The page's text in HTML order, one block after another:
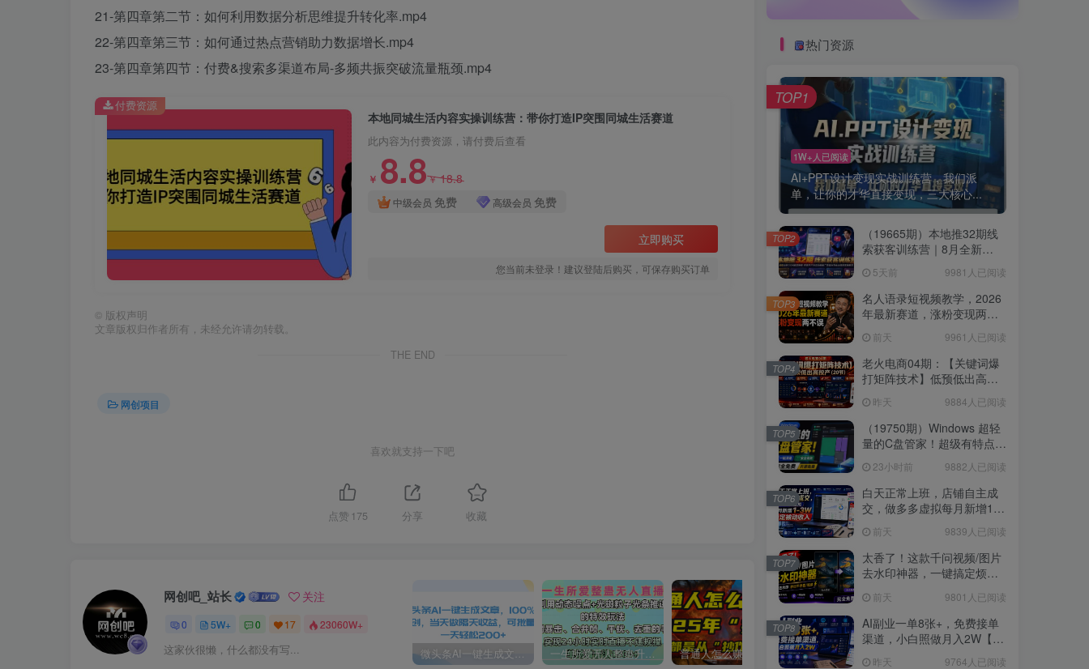
21-第四章第二节：如何利用数据分析思维提升转化率.mp4
22-第四章第三节：如何通过热点营销助力数据增长.mp4
23-第四章第四节：付费&搜索多渠道布局-多频共振突破流量瓶颈.mp4
本地同城生活内容实操训练营：带你打造IP突围同城生活赛道
此内容为付费资源，请付费后查看
￥ 8.8￥18.8
中级会员 免费 高级会员 免费
立即购买
您当前未登录！建议登陆后购买，可保存购买订单
付费资源
© 版权声明
文章版权归作者所有，未经允许请勿转载。
THE END
网创项目
喜欢就支持一下吧
点赞 175 分享 收藏
网创吧_站长 关注
0 5W+ 0 17 23060W+
这家伙很懒，什么都没有写... 微头条AI一键生成文章，100%过原创，当天做隔天收益，可批量，一天轻松200+ 一生所爱无人整蛊升级版9.0，利用动态噪点+光斑粒子光条推进的特效玩法，内附暴击、合并帧、干扰、去重的手法，实现24小时实时直播不违规操，单场日入1500+，小白也能无脑驾驭 普通人怎么赚钱？2025年马哥揭秘“搞钱天条”：高手都是从“抄作业”开始的！(3步法)
热门资源
1W+人已阅读
AI+PPT设计变现实战训练营，我们派
单，让你的才华直接变现，三大核心...
TOP1
（19665期）本地推32期线
索获客训练营｜8月全新
启动搜索广告素材优化全链
路实操教学
5天前 9981人已阅读
TOP2
名人语录短视频教学，2026
年最新赛道，涨粉变现两不
前天 9961人已阅读
TOP3
老火电商04期：【关键词爆
打矩阵技术】低预低出高投
昨天 9884人已阅读
TOP4
（19750期）Windows 超轻
量的C盘管家！超级有特点，
支持磁盘分析及清理提醒，
2M大小体积，完全免费 C盘
管家
23小时前 9882人已阅读
TOP5
白天正常上班，店铺自主成
交，做多多虚拟每月新增1-
前天 9839人已阅读
TOP6
太香了！这款千问视频/图片
去水印神器，一键搞定烦人
器拓展插件
前天 9801人已阅读
TOP7
AI副业一单8张+，免费接单
渠道，小白照做月入2W【揭
昨天 9764人已阅读
TOP8